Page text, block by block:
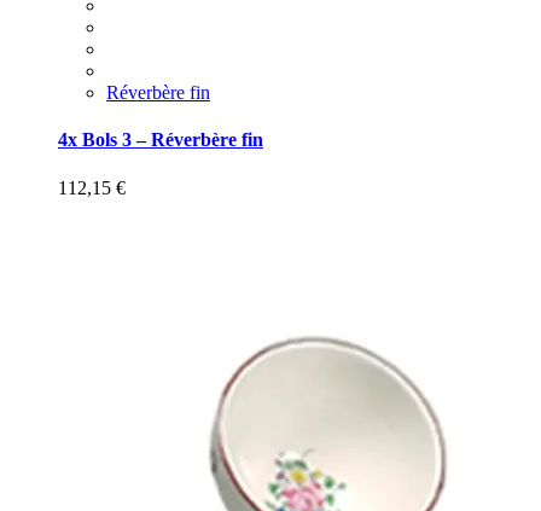
Réverbère fin
4x Bols 3 – Réverbère fin
112,15 €